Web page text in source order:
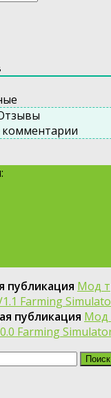
комментарии
публикация Мод
Farming
публикация Мод
Farming